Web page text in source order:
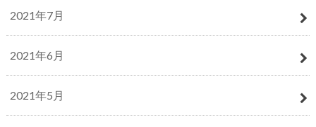
2021年7月
2021年6月
2021年5月